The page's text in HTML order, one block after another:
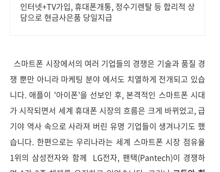
인터넷+TV가입, 휴대폰개통, 정수기렌탈 등 합리적 상
담으로 현금사은품 당일지급
스마트폰 시장에서의 여러 기업들의 경쟁은 기술과 품질 경
쟁 뿐만 아니라 마케팅 분야 에서도 치열하게 전개되고 있습
니다. 애플이 '아이폰'을 선보인 후, 본격적인 스마트폰 시대
가 시작되면서 세계 휴대폰 시장의 흐름은 크게 바뀌었고, 급
기야 역사 속으로 사라져 버린 유명 기업들이 생겨나기도 했
습니다. 한편으로는 우리나라는 세계 스마트폰 시장 점유율
1위의 삼성전자와 함께 LG전자, 팬택(Pantech)이 경쟁하